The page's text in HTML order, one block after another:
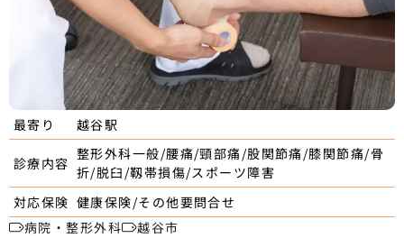
最寄り 越谷駅
診療内容
整形外科一般/腰痛/頸部痛/股関節痛/膝関節痛/骨
折/脱臼/靱帯損傷/スポーツ障害
対応保険 健康保険/その他要問合せ
病院・整形外科
越谷市